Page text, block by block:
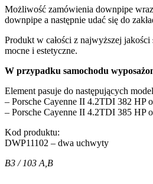
Możliwość zamówienia downpipe
downpipe a następnie udać się do
Produkt w całości z najwyższej
mocne i estetyczne.
W przypadku samochodu
Element pasuje do następujących
– Porsche Cayenne II 4.2TDI 382 HP
– Porsche Cayenne II 4.2TDI 385 HP
Kod produktu:
DWP11102 – dwa uchwyty
B3 / 103 A,B